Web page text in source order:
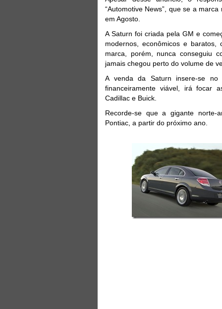
“Automotive News”, que se a
em Agosto.
A Saturn foi criada pela GM e
modernos, econômicos e
marca, porém, nunca conseguiu
jamais chegou perto do volume de
A venda da Saturn insere-se
financeiramente viável, irá focar
Cadillac e Buick.
Recorde-se que a gigante norte-
Pontiac, a partir do próximo ano.